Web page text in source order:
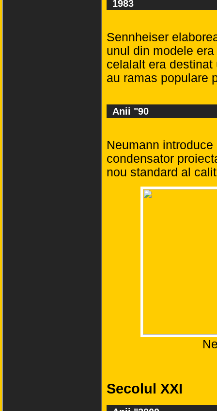
1983
Sennheiser
unul din modele
celalalt era
au ramas populare
Anii "90
Neumann
condensator
nou standard al
Secolul XXI